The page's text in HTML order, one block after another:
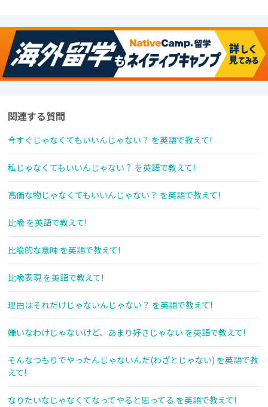
関連する質問
今すぐじゃなくてもいいんじゃない？ を英語で教えて!
私じゃなくてもいいんじゃない？ を英語で教えて!
高価な物じゃなくてもいいんじゃない？ を英語で教えて!
比喩 を英語で教えて!
比喩的な意味 を英語で教えて!
比喩表現 を英語で教えて!
理由はそれだけじゃないんじゃない？ を英語で教えて!
嫌いなわけじゃないけど、あまり好きじゃない を英語で教えて!
そんなつもりでやったんじゃないんだ(わざとじゃない) を英語で教
えて!
なりたいなじゃなくてなってやると思ってる を英語で教えて!